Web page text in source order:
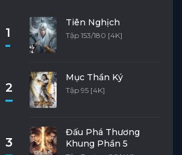
1
Tiên Nghịch
Tập 153/180 [4K]
2
Mục Thần Ký
Tập 95 [4K]
3
Đấu Phá Thương
Khung Phần 5